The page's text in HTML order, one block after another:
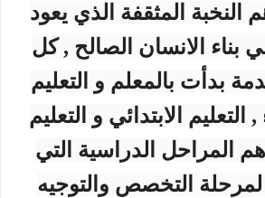
النخبة المثقفة الذي يعود
بناء الانسان الصالح , كل
بدأت بالمعلم و التعليم
الابتدائي و التعليم
المراحل الدراسية التي
لمرحلة التخصص والتوجيه